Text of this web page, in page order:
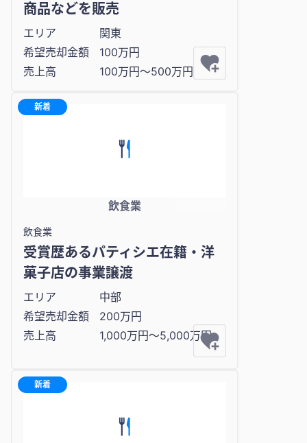
商品などを販売
エリア
関東
希望売却金額
100万円
売上高
100万円〜500万円
新着
飲食業
飲食業
受賞歴あるパティシエ在籍・洋
菓子店の事業譲渡
エリア
中部
希望売却金額
200万円
売上高
1,000万円〜5,000万円
新着